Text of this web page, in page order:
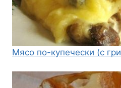
Мясо по-купечески (с